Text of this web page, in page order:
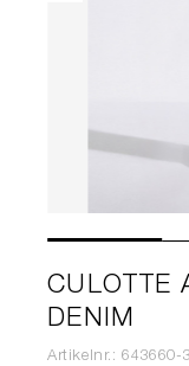
CULOTTE
DENIM
Artikelnr.: 643660-